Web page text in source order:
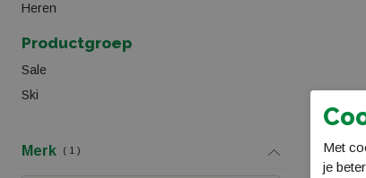
Heren
Productgroep
Sale
Ski
Merk 1
Met
je